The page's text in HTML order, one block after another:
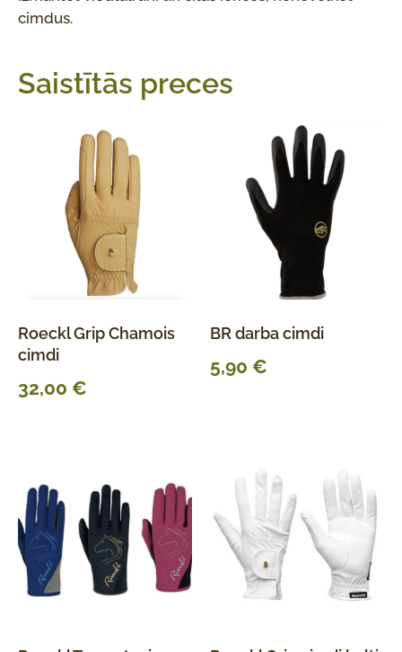
cimdus.
Saistītās preces
Roeckl Grip Chamois
cimdi
32,00 €
BR darba cimdi
5,90 €